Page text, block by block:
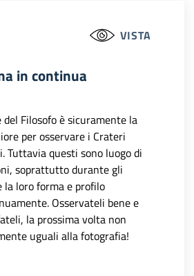
VISTA
in continua
del Filosofo è sicuramente la
per osservare i Crateri
Tuttavia questi sono luogo di
soprattutto durante gli
loro forma e profilo
Osservateli bene e
la prossima volta non
uguali alla fotografia!